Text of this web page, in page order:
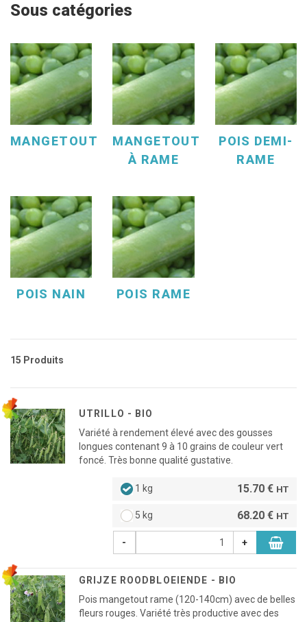
Sous catégories
MANGETOUT
MANGETOUT
À RAME
POIS DEMI-
RAME
POIS NAIN POIS RAME
15 Produits
UTRILLO - BIO
Variété à rendement élevé avec des gousses
longues contenant 9 à 10 grains de couleur vert
foncé. Très bonne qualité gustative.
1 kg 15.70 € HT
5 kg 68.20 € HT
- +
GRIJZE ROODBLOEIENDE - BIO
Pois mangetout rame (120-140cm) avec de belles
fleurs rouges. Variété très productive avec des